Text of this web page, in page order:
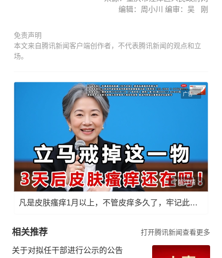
编辑：周小川 编审：吴 刚
免责声明
本文来自腾讯新闻客户端创作者，不代表腾讯新闻的观点和立
场。
广告
了解详情
凡是皮肤瘙痒1月以上，不管皮痒多久了，牢记此法，快！准！狠！
相关推荐 打开腾讯新闻查看更多
关于对拟任干部进行公示的公告